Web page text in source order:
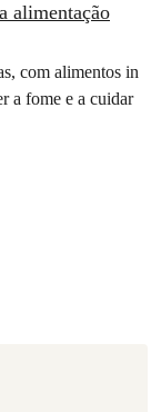
alimentação
com alimentos in
a fome e a cuidar